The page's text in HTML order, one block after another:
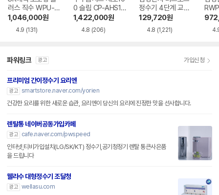
러스 직수 WPU-J
AC115SNS
1,046,000원
4.9 (131)
0 슬림 CP-AHS10
0HEW
1,422,000원
4.8 (206)
정수기 4단계 교체
용 정수필터 HAF-
HIN
129,720원
4.8 (1,221)
파워링크 광고 가입신청
프리미엄 간이정수기 요리엔
광고 smartstore.naver.com/yorien
건강한 요리를 위한 새로운 습관, 요리엔이 당신의 요리에 진정한 맛을 선사합니다.
렌탈통 네이버공동가입카페
광고
cafe.naver.com/pwspeed
인터넷,티비가입설치(LG/SK/KT) 정수기,공기청정기 렌탈 통큰사은품
을 드립니다
웰라수 대형정수기 조달청
광고 wellasu.com